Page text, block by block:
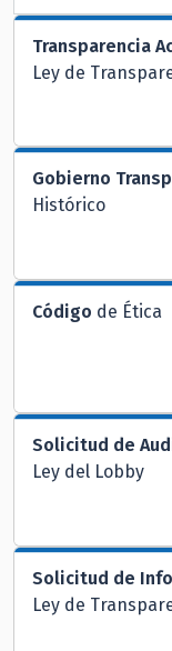
Transparencia
Ley de
Gobierno
Histórico
Código de Ética
Solicitud de
Ley del Lobby
Solicitud de
Ley de